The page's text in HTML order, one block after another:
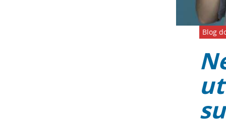
Blog